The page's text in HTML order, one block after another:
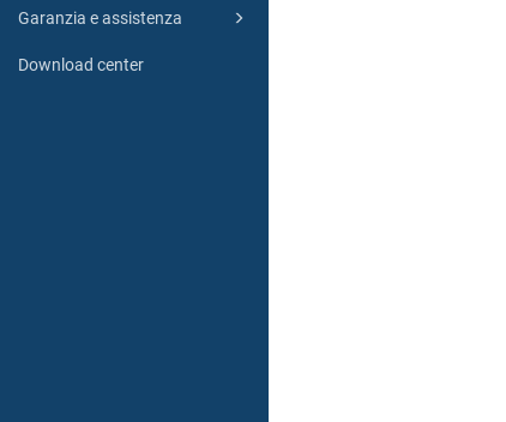
Garanzia e assistenza
Download center